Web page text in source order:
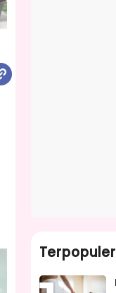
Terpopuler